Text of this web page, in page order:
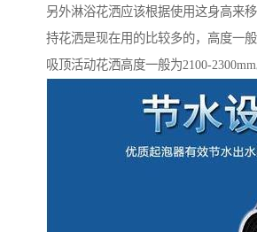
另外淋浴花洒应该根据使用这身高来
持花洒是现在用的比较多的，高度一般
吸顶活动花洒高度一般为2100-2300mm